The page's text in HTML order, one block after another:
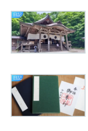
日記
日記